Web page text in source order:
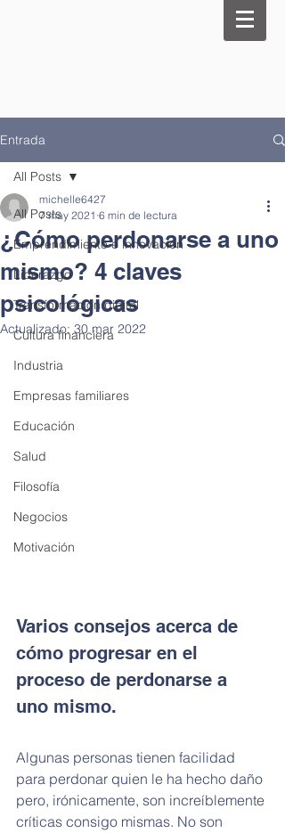
Entrada
All Posts
Emprendimiento e innovación
Liderazgo
Transformación digital
Cultura financiera
Industria
Empresas familiares
Educación
Salud
Filosofía
Negocios
Motivación
All Posts
¿Cómo perdonarse a uno
mismo? 4 claves
psicológicas
michelle6427
7 may 2021 6 min de lectura
Actualizado:30 mar 2022
Varios consejos acerca de
cómo progresar en el
proceso de perdonarse a
uno mismo.
Algunas personas tienen facilidad
para perdonar quien le ha hecho daño
pero, irónicamente, son increíblemente
críticas consigo mismas. No son